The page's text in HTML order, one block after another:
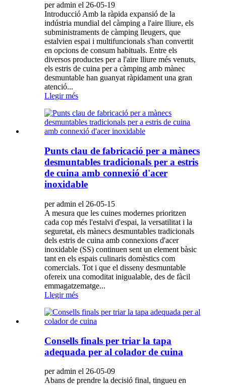
per admin el 26-05-19
Introducció Amb la ràpida expansió de la
indústria mundial del càmping a l'aire lliure, els
subministraments de càmping lleugers, que
estalvien espai i multifuncionals s'han convertit
en opcions de consum habituals. Entre els
diversos productes per a l'aire lliure més venuts,
els estris de cuina per a càmping amb mànec
desmuntable han guanyat ràpidament una gran
atenció...
Llegir més
Punts clau de fabricació per a mànecs
desmuntables tradicionals per a estris
de cuina amb connexió d'acer
inoxidable
per admin el 26-05-15
A mesura que les cuines modernes prioritzen
cada cop més l'estalvi d'espai, la versatilitat i la
seguretat, els mànecs desmuntables tradicionals
dels estris de cuina amb connexions d'acer
inoxidable (SS) continuen sent un element bàsic
tant en els espais culinaris domèstics com
comercials. Tot i que el disseny desmuntable
ofereix una comoditat inigualable, des de fàcil
emmagatzematge...
Llegir més
Consells finals per triar la tapa
adequada per al colador de cuina
per admin el 26-05-09
Abans de prendre la decisió final, tingueu en